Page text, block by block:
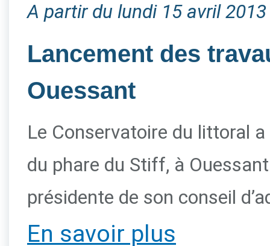
A partir du lundi 15 avril 2013
Lancement des
Ouessant
Le Conservatoire du littoral
du phare du Stiff, à
présidente de son conseil
En savoir plus